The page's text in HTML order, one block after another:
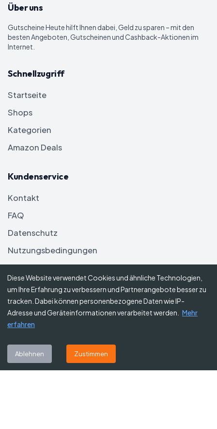
Über uns
Gutscheine Heutehilft Ihnen dabei, Geld zu sparen – mit den
besten Angeboten, Gutscheinen und Cashback-Aktionen im
Internet.
Schnellzugriff
Startseite
Shops
Kategorien
Amazon Deals
Kundenservice
Kontakt
FAQ
Datenschutz
Nutzungsbedingungen
Haftungsausschluss
Folgen Sie uns
Diese Website verwendet Cookies und ähnliche Technologien,
um Ihre Erfahrung zu verbessern und Partnerangebote besser zu
tracken. Dabei können personenbezogene Daten wie IP-
Adresse und Geräteinformationen verarbeitet werden.
Mehr
erfahren
Ablehnen Zustimmen